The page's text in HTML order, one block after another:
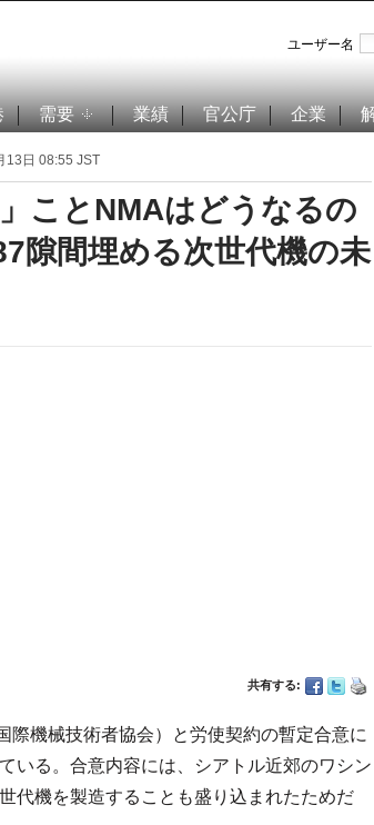
ユーザー名
需要 業績 官公庁 企業
日 08:55 JST
ことNMAはどうなるの
間埋める次世代機の未
共有する:
機械技術者協会）と労使契約の暫定合意に
いる。合意内容には、シアトル近郊のワシン
代機を製造することも盛り込まれたためだ